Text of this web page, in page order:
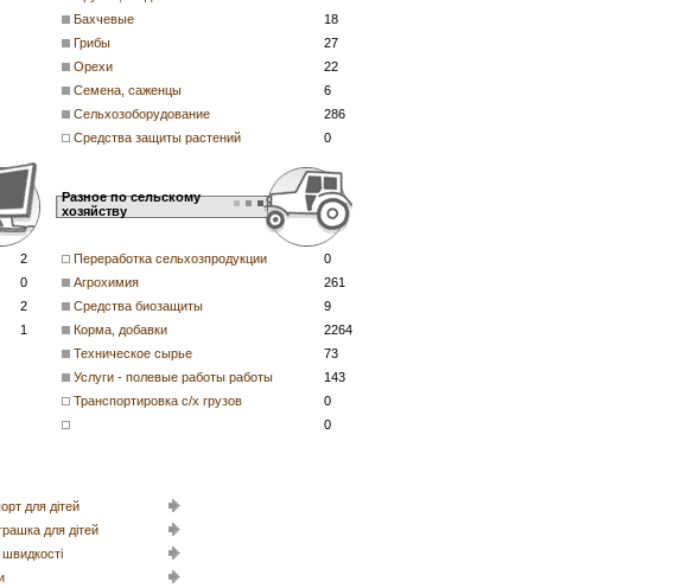
Бахчевые
18
Грибы
27
Орехи
22
Семена, саженцы
6
Сельхозоборудование
286
Средства защиты растений
0
2
0
2
1
Разное по сельскому
хозяйству
Переработка сельхозпродукции
0
Агрохимия
261
Средства биозащиты
9
Корма, добавки
2264
Техническое сырье
73
Услуги - полевые работы работы
143
Транспортировка с/х грузов
0
0
для дітей
для дітей